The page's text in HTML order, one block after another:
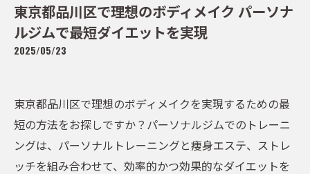
東京都品川区で理想のボディメイク パーソナ
ルジムで最短ダイエットを実現
2025/05/23
東京都品川区で理想のボディメイクを実現するための最
短の方法をお探しですか？パーソナルジムでのトレーニ
ングは、パーソナルトレーニングと痩身エステ、ストレ
ッチを組み合わせて、効率的かつ効果的なダイエットを